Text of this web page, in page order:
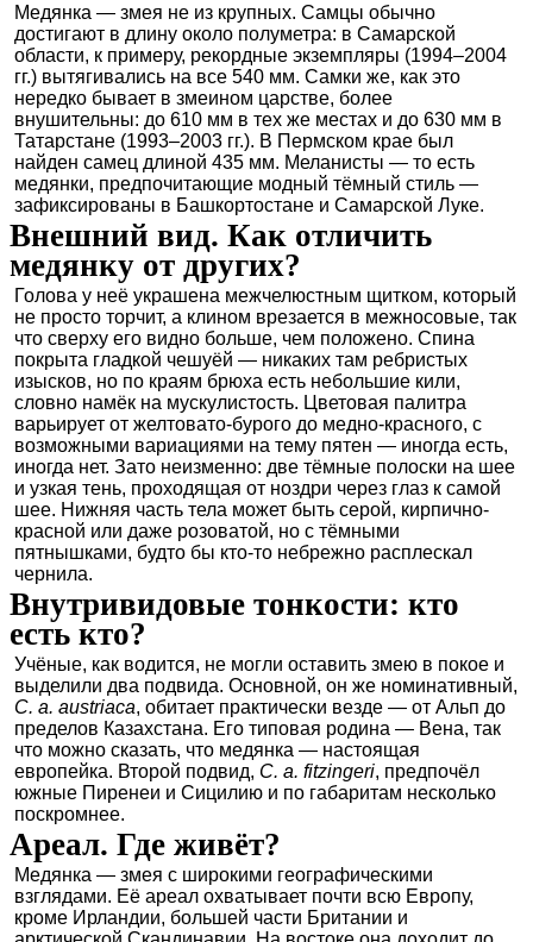
Медянка — змея не из крупных. Самцы обычно
достигают в длину около полуметра: в Самарской
области, к примеру, рекордные экземпляры (1994–2004
гг.) вытягивались на все 540 мм. Самки же, как это
нередко бывает в змеином царстве, более
внушительны: до 610 мм в тех же местах и до 630 мм в
Татарстане (1993–2003 гг.). В Пермском крае был
найден самец длиной 435 мм. Меланисты — то есть
медянки, предпочитающие модный тёмный стиль —
зафиксированы в Башкортостане и Самарской Луке.
Внешний вид. Как отличить
медянку от других?
Голова у неё украшена межчелюстным щитком, который
не просто торчит, а клином врезается в межносовые, так
что сверху его видно больше, чем положено. Спина
покрыта гладкой чешуёй — никаких там ребристых
изысков, но по краям брюха есть небольшие кили,
словно намёк на мускулистость. Цветовая палитра
варьирует от желтовато-бурого до медно-красного, с
возможными вариациями на тему пятен — иногда есть,
иногда нет. Зато неизменно: две тёмные полоски на шее
и узкая тень, проходящая от ноздри через глаз к самой
шее. Нижняя часть тела может быть серой, кирпично-
красной или даже розоватой, но с тёмными
пятнышками, будто бы кто-то небрежно расплескал
чернила.
Внутривидовые тонкости: кто
есть кто?
Учёные, как водится, не могли оставить змею в покое и
выделили два подвида. Основной, он же номинативный,
C. a. austriaca, обитает практически везде — от Альп до
пределов Казахстана. Его типовая родина — Вена, так
что можно сказать, что медянка — настоящая
европейка. Второй подвид, C. a. fitzingeri, предпочёл
южные Пиренеи и Сицилию и по габаритам несколько
поскромнее.
Ареал. Где живёт?
Медянка — змея с широкими географическими
взглядами. Её ареал охватывает почти всю Европу,
кроме Ирландии, большей части Британии и